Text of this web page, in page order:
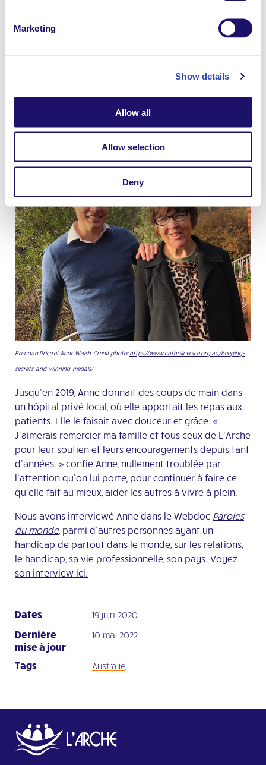
Marketing
Show details
Allow all
Allow selection
Deny
surmonté l’anxiété tout au long de sa vie et elle
encourage les autres à faire de même» nous dit
Brendan Price et Anne Walsh. Crédit photo:https://www.catholicvoice.org.au/keeping-
secrets-and-winning-medals/
Jusqu’en 2019, Anne donnait des coups de main dans
un hôpital privé local, où elle apportait les repas aux
patients. Elle le faisait avec douceur et grâce. «
J’aimerais remercier ma famille et tous ceux de L’Arche
pour leur soutien et leurs encouragements depuis tant
d’années. » confie Anne, nullement troublée par
l’attention qu’on lui porte, pour continuer à faire ce
qu’elle fait au mieux, aider les autres à vivre à plein.
Nous avons interviewé Anne dans le Webdoc Paroles
du monde, parmi d’autres personnes ayant un
handicap de partout dans le monde, sur les relations,
le handicap, sa vie professionnelle, son pays. Voyez
son interview ici.
Dates 19 juin 2020
Dernière
mise à jour
10 mai 2022
Tags Australie